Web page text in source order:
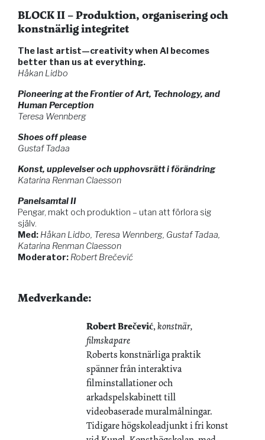
BLOCK II – Produktion, organisering och
konstnärlig integritet
The last artist—creativity when AI becomes
better than us at everything.
Håkan Lidbo
Pioneering at the Frontier of Art, Technology, and
Human Perception
Teresa Wennberg
Shoes off please
Gustaf Tadaa
Konst, upplevelser och upphovsrätt i förändring
Katarina Renman Claesson
Panelsamtal II
Pengar, makt och produktion – utan att förlora sig
själv.
Med: Håkan Lidbo, Teresa Wennberg, Gustaf Tadaa,
Katarina Renman Claesson
Moderator: Robert Brečević
Medverkande:
Robert Brečević,konstnär,
filmskapare
Roberts konstnärliga praktik
spänner från interaktiva
filminstallationer och
arkadspelskabinett till
videobaserade muralmålningar.
Tidigare högskoleadjunkt i fri konst